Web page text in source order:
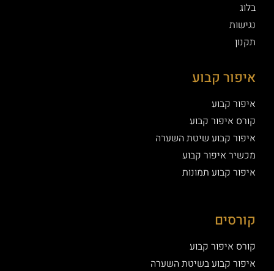
בלוג
נגישות
תקנון
איפור קבוע
איפור קבוע
קורס איפור קבוע
איפור קבוע שיטת השערה
מכשיר איפור קבוע
איפור קבוע תמונות
קורסים
קורס איפור קבוע
איפור קבוע בשיטת השערה